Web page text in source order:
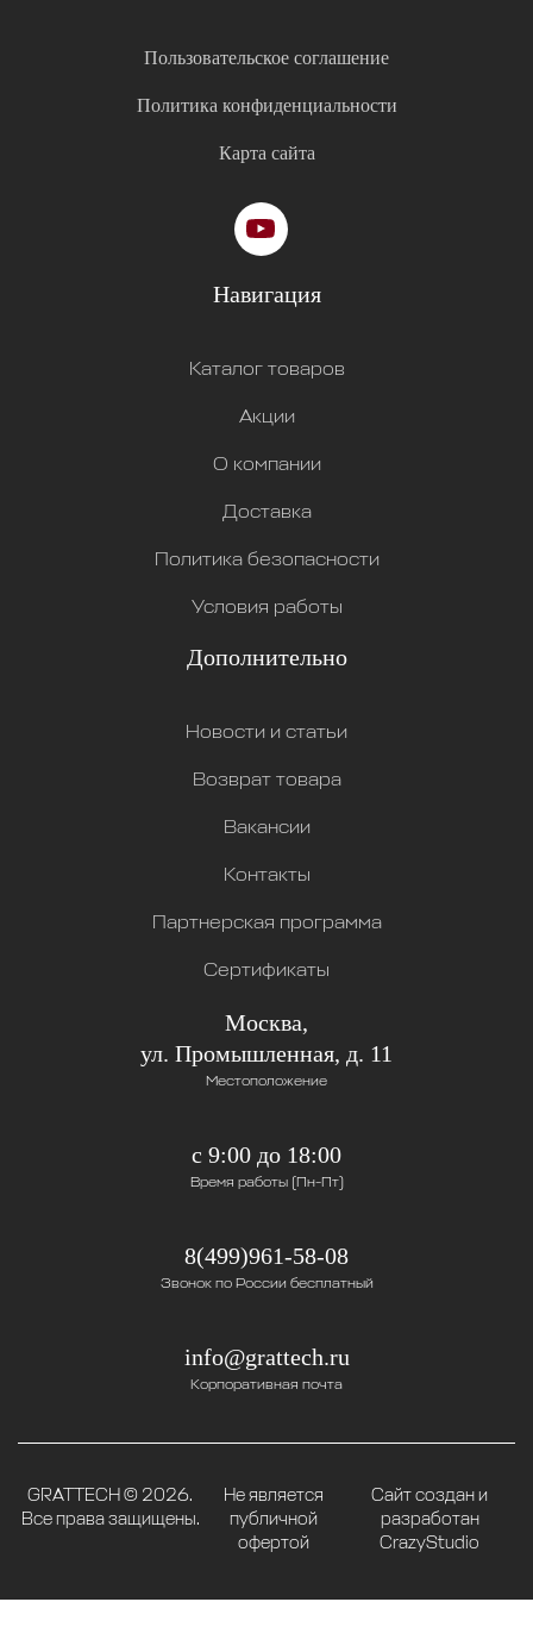
Пользовательское соглашение
Политика конфиденциальности
Карта сайта
Навигация
Каталог товаров
Акции
О компании
Доставка
Политика безопасности
Условия работы
Дополнительно
Новости и статьи
Возврат товара
Вакансии
Контакты
Партнерская программа
Сертификаты
Москва,
ул. Промышленная, д. 11
Местоположение
с 9:00 до 18:00
Время работы (Пн-Пт)
8(499)961-58-08
Звонок по России бесплатный
info@grattech.ru
Корпоративная почта
GRATTECH © 2026.
Все права защищены.
Не является
публичной
офертой
Сайт создан и
разработан
CrazyStudio